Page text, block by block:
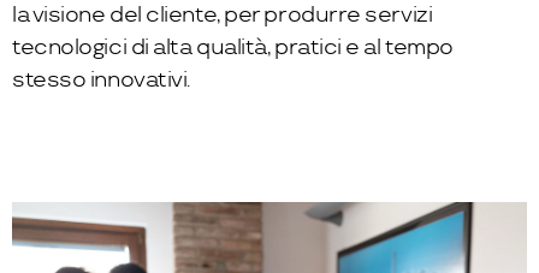
la visione del cliente, per produrre servizi
tecnologici di alta qualità, pratici e al tempo
stesso innovativi.